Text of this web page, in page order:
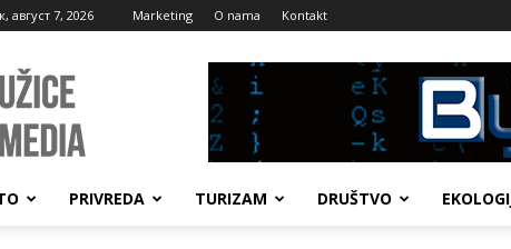
август 7, 2026 Marketing O nama Kontakt
UžiceMedia
PRIVREDA TURIZAM DRUŠTVO